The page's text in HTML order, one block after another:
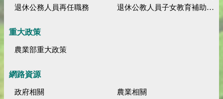
退休公務人員再任職務
退休公教人員子女教育補助規定
重大政策
農業部重大政策
網路資源
政府相關
農業相關